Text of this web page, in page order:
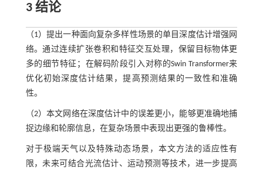
3 结论
（1）提出一种面向复杂多样性场景的单目深度估计增强网
络。通过连续扩张卷积和特征交互处理，保留目标物体更
多的细节特征；在解码阶段引入对称的Swin Transformer来
优化初始深度估计结果，提高预测结果的一致性和准确
性。
（2）本文网络在深度估计中的误差更小，能够更准确地捕
捉边缘和轮廓信息，在复杂场景中表现出更强的鲁棒性。
对于极端天气以及特殊动态场景，本文方法的适应性有
限，未来可结合光流估计、运动预测等技术，进一步提高